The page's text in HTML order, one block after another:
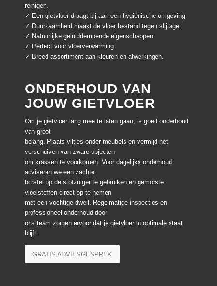
reinigen.
✓ Een gietvloer draagt bij aan een hygiënische omgeving.
✓ Duurzaamheid maakt de vloer bestand tegen slijtage.
✓ Natuurlijke geluiddempende eigenschappen.
✓ Perfect voor vloerverwarming.
✓ Breed assortiment aan kleuren en afwerkingen.
ONDERHOUD VAN
JOUW GIETVLOER
Om je gietvloer lang mee te laten gaan, is goed onderhoud
van groot
belang. Plaats viltjes onder meubels en vermijd het
verschuiven van zware objecten
om krassen te voorkomen. Voor dagelijks onderhoud
adviseren we een zachte
borstel op de stofzuiger te gebruiken en gemorste
vloeistoffen direct op te nemen
met een vochtige dweil. Regelmatige inspecties en
professioneel onderhoud door
ons team zorgen ervoor dat je gietvloer in optimale staat
blijft.
GRATIS ADVIESGESPREK